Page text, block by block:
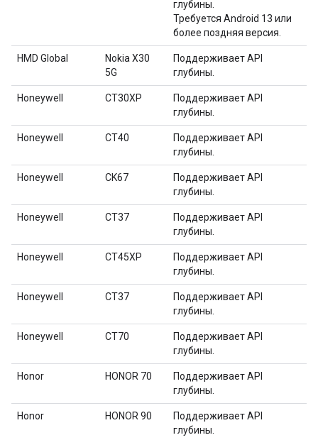
глубины.
Требуется Android 13 или
более поздняя версия.
HMD Global
Nokia X30
5G
Поддерживает API
глубины.
Honeywell CT30XP
Поддерживает API
глубины.
Honeywell CT40
Поддерживает API
глубины.
Honeywell CK67
Поддерживает API
глубины.
Honeywell CT37
Поддерживает API
глубины.
Honeywell CT45XP
Поддерживает API
глубины.
Honeywell CT37
Поддерживает API
глубины.
Honeywell CT70
Поддерживает API
глубины.
Honor HONOR 70
Поддерживает API
глубины.
Honor HONOR 90
Поддерживает API
глубины.